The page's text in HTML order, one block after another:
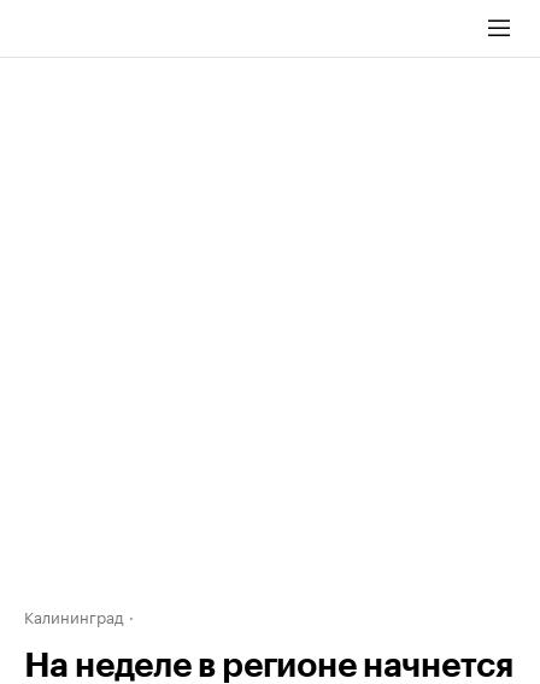
Калининград
На неделе в регионе начнется